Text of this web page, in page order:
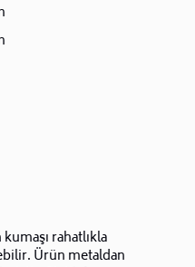
rahatlıkla
Ürün metaldan